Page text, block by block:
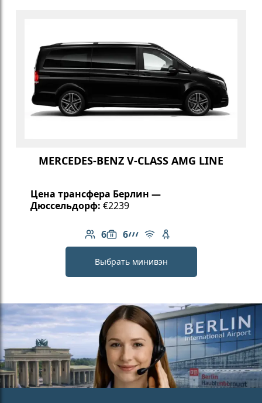
MERCEDES-BENZ V-CLASS AMG LINE
Цена трансфера Берлин —
Дюссельдорф: €2239
6
Количество пассажиров: 6
6
Вместимость багажа: 6
Линейка AMG
Бесплатный Wi-Fi
Детское кресло
Выбрать минивэн